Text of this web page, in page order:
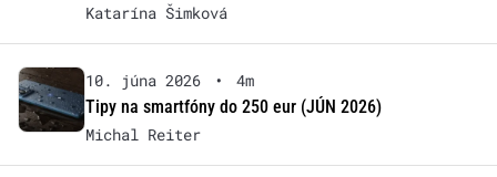
Katarína Šimková
10. júna 2026 •
4m
Tipy na smartfóny do 250 eur (JÚN 2026)
Michal Reiter